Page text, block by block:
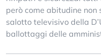
però come abitudine
salotto televisivo della
ballottaggi delle